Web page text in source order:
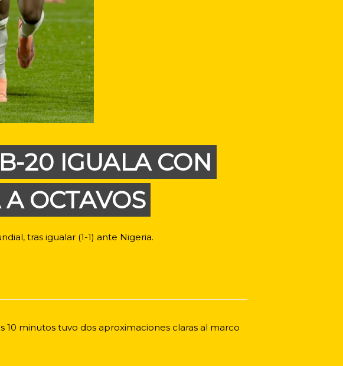
20 IGUALA CON
OCTAVOS
tras igualar (1-1) ante Nigeria.
minutos tuvo dos aproximaciones claras al marco